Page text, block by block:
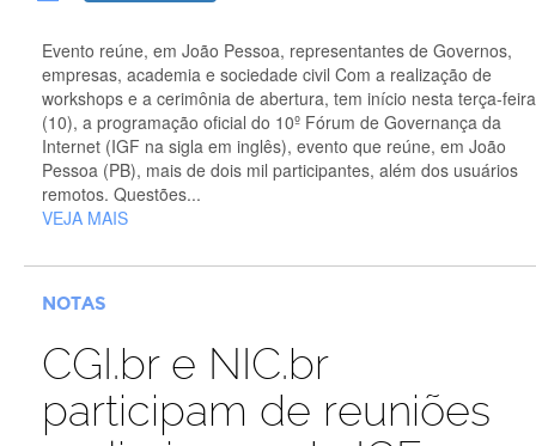
Evento reúne, em João Pessoa, representantes de Governos,
empresas, academia e sociedade civil Com a realização de
workshops e a cerimônia de abertura, tem início nesta terça-feira
(10), a programação oficial do 10º Fórum de Governança da
Internet (IGF na sigla em inglês), evento que reúne, em João
Pessoa (PB), mais de dois mil participantes, além dos usuários
remotos. Questões...
VEJA MAIS
NOTAS
CGI.br e NIC.br
participam de reuniões